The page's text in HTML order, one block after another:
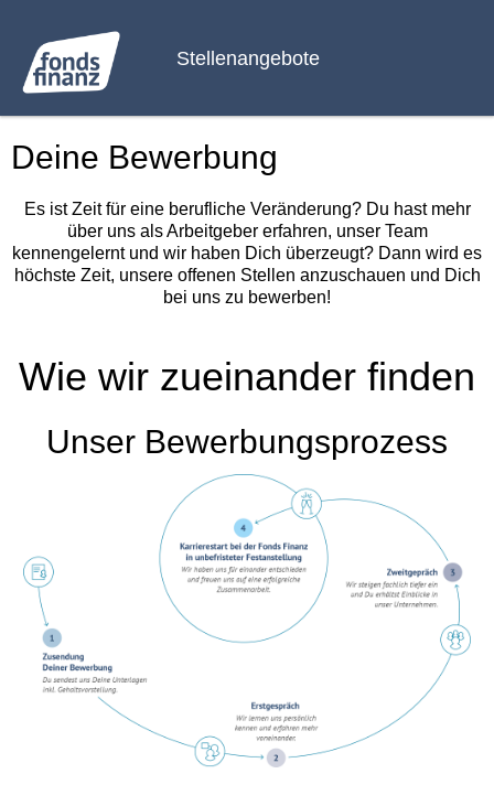
Stellenangebote
Deine Bewerbung
Es ist Zeit für eine berufliche Veränderung? Du hast mehr
über uns als Arbeitgeber erfahren, unser Team
kennengelernt und wir haben Dich überzeugt? Dann wird es
höchste Zeit, unsere offenen Stellen anzuschauen und Dich
bei uns zu bewerben!
Wie wir zueinander finden
Unser Bewerbungsprozess